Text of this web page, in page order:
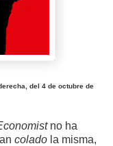
del 4 de octubre de
no ha
colado la misma,